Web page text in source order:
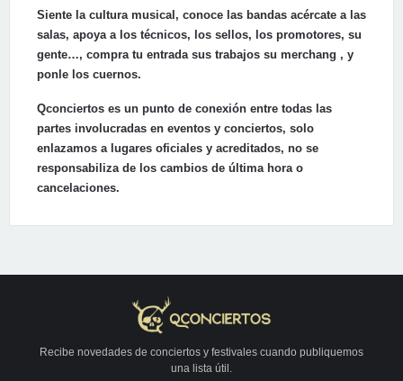
Siente la cultura musical, conoce las bandas acércate a las
salas, apoya a los técnicos, los sellos, los promotores, su
gente…, compra tu entrada sus trabajos su merchang , y
ponle los cuernos.
Qconciertos es un punto de conexión entre todas las
partes involucradas en eventos y conciertos, solo
enlazamos a lugares oficiales y acreditados, no se
responsabiliza de los cambios de última hora o
cancelaciones.
Recibe novedades de conciertos y festivales cuando publiquemos
una lista útil.